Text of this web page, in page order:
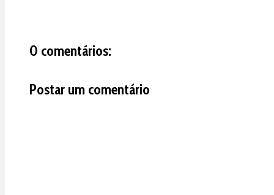
0 comentários:
Postar um comentário